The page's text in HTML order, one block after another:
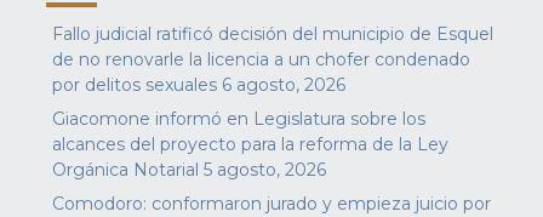
Fallo judicial ratificó decisión del municipio de Esquel
de no renovarle la licencia a un chofer condenado
por delitos sexuales 6 agosto, 2026
Giacomone informó en Legislatura sobre los
alcances del proyecto para la reforma de la Ley
Orgánica Notarial 5 agosto, 2026
Comodoro: conformaron jurado y empieza juicio por